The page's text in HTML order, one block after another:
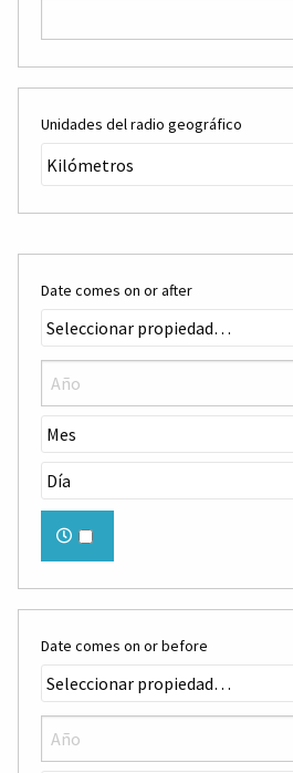
Unidades del radio geográfico
Date comes on or after
Date comes on or before